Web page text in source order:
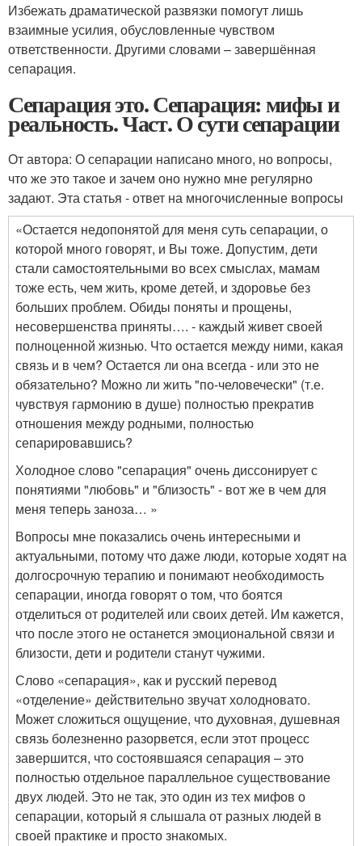
Избежать драматической развязки помогут лишь
взаимные усилия, обусловленные чувством
ответственности. Другими словами – завершённая
сепарация.
Сепарация это. Сепарация: мифы и
реальность. Част. О сути сепарации
От автора: О сепарации написано много, но вопросы,
что же это такое и зачем оно нужно мне регулярно
задают. Эта статья - ответ на многочисленные вопросы
«Остается недопонятой для меня суть сепарации, о
которой много говорят, и Вы тоже. Допустим, дети
стали самостоятельными во всех смыслах, мамам
тоже есть, чем жить, кроме детей, и здоровье без
больших проблем. Обиды поняты и прощены,
несовершенства приняты…. - каждый живет своей
полноценной жизнью. Что остается между ними, какая
связь и в чем? Остается ли она всегда - или это не
обязательно? Можно ли жить "по-человечески" (т.е.
чувствуя гармонию в душе) полностью прекратив
отношения между родными, полностью
сепарировавшись?
Холодное слово "сепарация" очень диссонирует с
понятиями "любовь" и "близость" - вот же в чем для
меня теперь заноза… »
Вопросы мне показались очень интересными и
актуальными, потому что даже люди, которые ходят на
долгосрочную терапию и понимают необходимость
сепарации, иногда говорят о том, что боятся
отделиться от родителей или своих детей. Им кажется,
что после этого не останется эмоциональной связи и
близости, дети и родители станут чужими.
Слово «сепарация», как и русский перевод
«отделение» действительно звучат холодновато.
Может сложиться ощущение, что духовная, душевная
связь болезненно разорвется, если этот процесс
завершится, что состоявшаяся сепарация – это
полностью отдельное параллельное существование
двух людей. Это не так, это один из тех мифов о
сепарации, который я слышала от разных людей в
своей практике и просто знакомых.